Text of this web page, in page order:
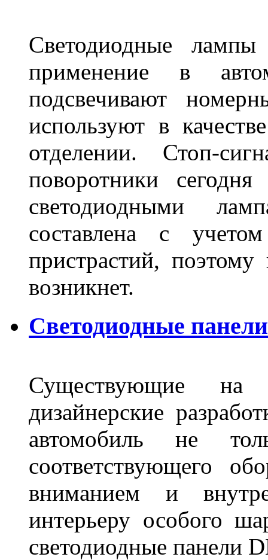
Светодиодные
применение в
подсвечивают
используют в
отделении. Стоп-
поворотники
светодиодными
составлена с
пристрастий,
возникнет.
Светодиодные
Существующие
дизайнерские
автомобиль не
соответствующего
вниманием и
интерьеру особого
светодиодные панели